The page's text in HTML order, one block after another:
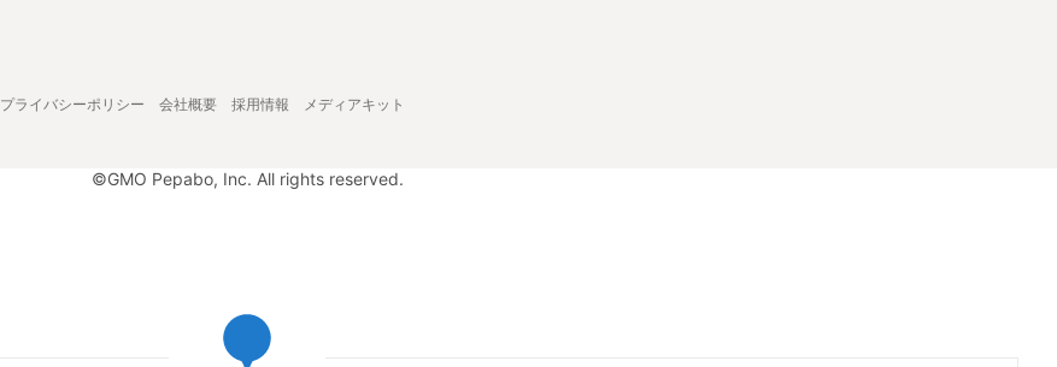
プライバシーポリシー 会社概要 採用情報 メディアキット
©GMO Pepabo, Inc. All rights reserved.